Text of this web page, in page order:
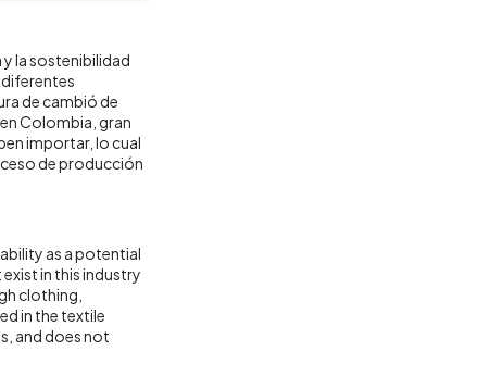
y la sostenibilidad
de cambió de
Colombia, gran
importar, lo cual
de producción
as a potential
in this industry
clothing,
in the textile
and does not